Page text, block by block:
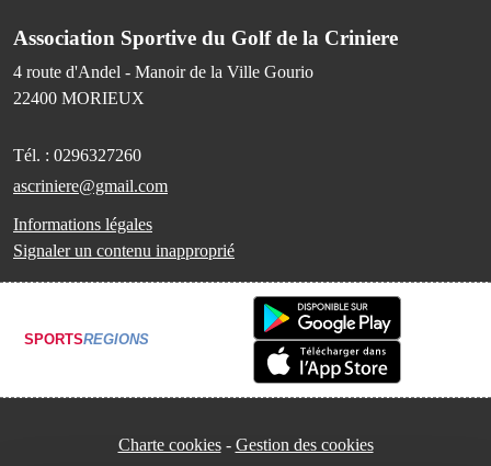
Association Sportive du Golf de la Criniere
4 route d'Andel - Manoir de la Ville Gourio
22400 MORIEUX
Tél. : 0296327260
ascriniere@gmail.com
Informations légales
Signaler un contenu inapproprié
SPORTSREGIONS
Charte cookies Gestion des cookies